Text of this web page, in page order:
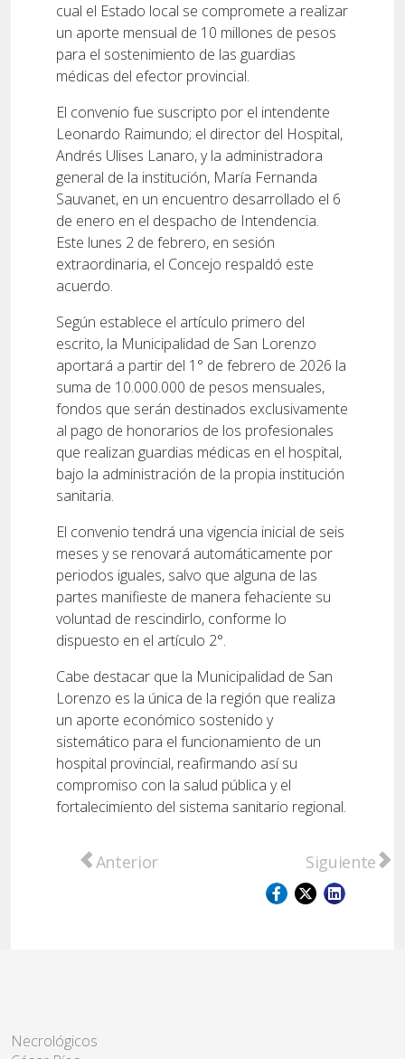
cual el Estado local se compromete a realizar
un aporte mensual de 10 millones de pesos
para el sostenimiento de las guardias
médicas del efector provincial.
El convenio fue suscripto por el intendente
Leonardo Raimundo; el director del Hospital,
Andrés Ulises Lanaro, y la administradora
general de la institución, María Fernanda
Sauvanet, en un encuentro desarrollado el 6
de enero en el despacho de Intendencia.
Este lunes 2 de febrero, en sesión
extraordinaria, el Concejo respaldó este
acuerdo.
Según establece el artículo primero del
escrito, la Municipalidad de San Lorenzo
aportará a partir del 1° de febrero de 2026 la
suma de 10.000.000 de pesos mensuales,
fondos que serán destinados exclusivamente
al pago de honorarios de los profesionales
que realizan guardias médicas en el hospital,
bajo la administración de la propia institución
sanitaria.
El convenio tendrá una vigencia inicial de seis
meses y se renovará automáticamente por
periodos iguales, salvo que alguna de las
partes manifieste de manera fehaciente su
voluntad de rescindirlo, conforme lo
dispuesto en el artículo 2°.
Cabe destacar que la Municipalidad de San
Lorenzo es la única de la región que realiza
un aporte económico sostenido y
sistemático para el funcionamiento de un
hospital provincial, reafirmando así su
compromiso con la salud pública y el
fortalecimiento del sistema sanitario regional.
Artículo anterior: Viento sur trajo alivio
Anterior Artículo
Siguiente
Necrológicos